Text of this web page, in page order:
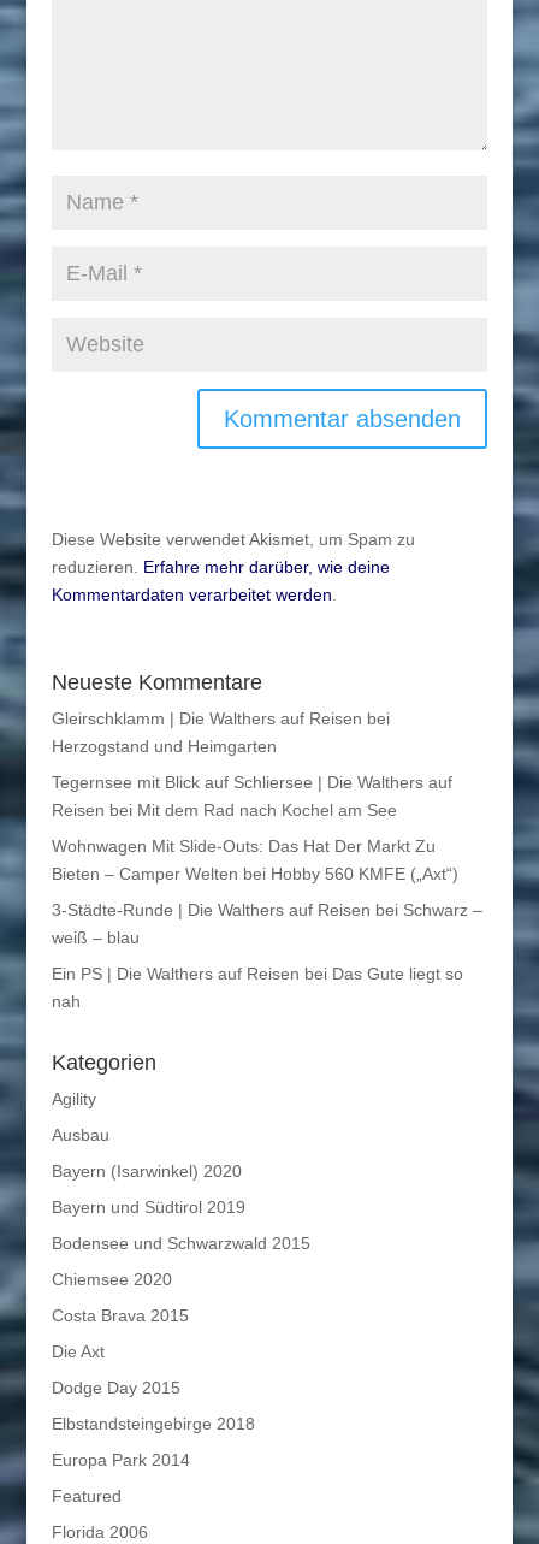
Diese Website verwendet Akismet, um Spam zu
reduzieren. Erfahre mehr darüber, wie deine
Kommentardaten verarbeitet werden.
Neueste Kommentare
Gleirschklamm | Die Walthers auf Reisen bei
Herzogstand und Heimgarten
Tegernsee mit Blick auf Schliersee | Die Walthers auf
Reisen bei Mit dem Rad nach Kochel am See
Wohnwagen Mit Slide-Outs: Das Hat Der Markt Zu
Bieten – Camper Welten bei Hobby 560 KMFE („Axt“)
3-Städte-Runde | Die Walthers auf Reisen bei Schwarz –
weiß – blau
Ein PS | Die Walthers auf Reisen bei Das Gute liegt so
nah
Kategorien
Agility
Ausbau
Bayern (Isarwinkel) 2020
Bayern und Südtirol 2019
Bodensee und Schwarzwald 2015
Chiemsee 2020
Costa Brava 2015
Die Axt
Dodge Day 2015
Elbstandsteingebirge 2018
Europa Park 2014
Featured
Florida 2006